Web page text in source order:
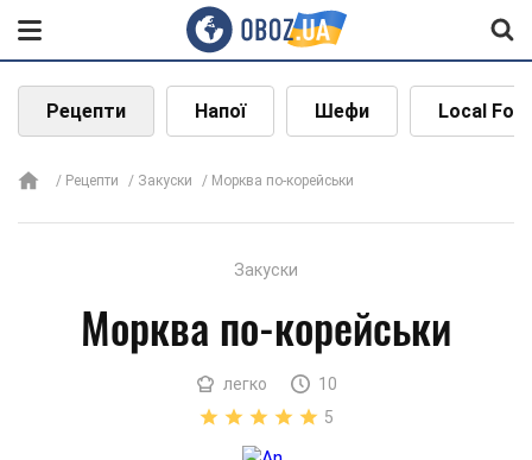
Рецепти Напої Шефи Local
Рецепти Закуски Морква по-корейськи
Закуски
Морква по-корейськи
легко
10
5